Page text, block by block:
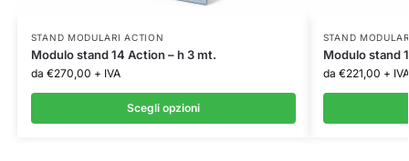
STAND MODULARI ACTION
Modulo stand 14 Action – h 3 mt.
da €270,00 + IVA
Scegli opzioni
STAND
Modulo stand
da €221,00 + IVA